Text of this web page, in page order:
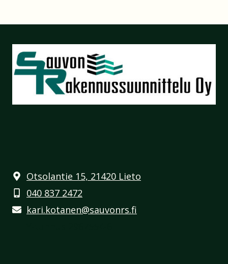
Otsolantie 15, 21420 Lieto
040 837 2472
kari.kotanen@sauvonrs.fi